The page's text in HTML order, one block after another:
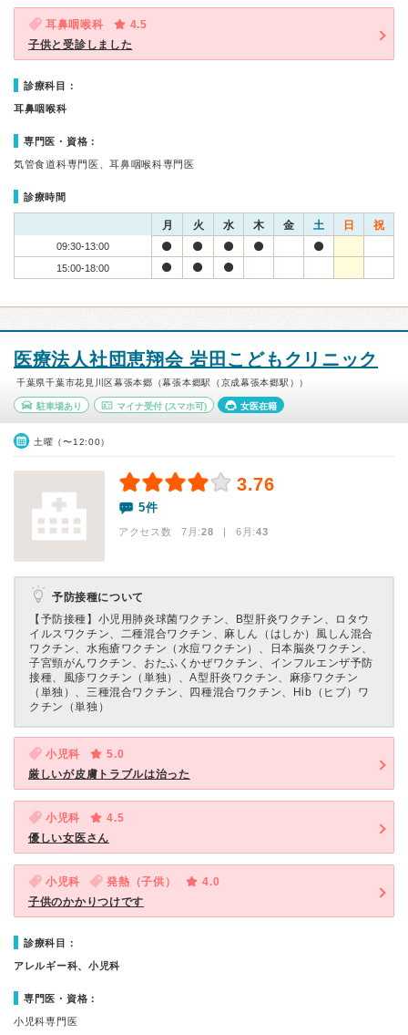
耳鼻咽喉科
4.5
子供と受診しました
診療科目：
耳鼻咽喉科
専門医・資格：
気管食道科専門医、耳鼻咽喉科専門医
診療時間
月 火 水 木 金 土 日 祝
09:30-13:00
15:00-18:00
医療法人社団恵翔会 岩田こどもクリニック
千葉県千葉市花見川区幕張本郷（幕張本郷駅（京成幕張本郷駅））
駐車場あり マイナ受付(スマホ可) 女医在籍
土曜（〜12:00）
3.76
5件
アクセス数 7月:28 | 6月:43
予防接種について
【予防接種】 小児用肺炎球菌ワクチン、B型肝炎ワクチン、ロタウ
イルスワクチン、二種混合ワクチン、麻しん（はしか）風しん混合
ワクチン、水疱瘡ワクチン（水痘ワクチン）、日本脳炎ワクチン、
子宮頸がんワクチン、おたふくかぜワクチン、インフルエンザ予防
接種、風疹ワクチン（単独）、A型肝炎ワクチン、麻疹ワクチン
（単独）、三種混合ワクチン、四種混合ワクチン、Hib（ヒブ）ワ
クチン（単独）
小児科
5.0
厳しいが皮膚トラブルは治った
小児科
4.5
優しい女医さん
小児科 発熱（子供）
4.0
子供のかかりつけです
診療科目：
アレルギー科、小児科
専門医・資格：
小児科専門医